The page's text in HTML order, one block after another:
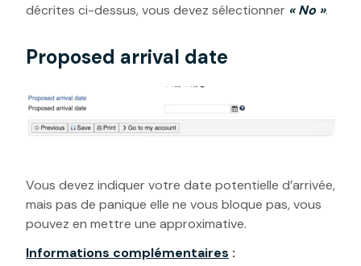
décrites ci-dessus, vous devez sélectionner « No ».
Proposed arrival date
Vous devez indiquer votre date potentielle d’arrivée,
mais pas de panique elle ne vous bloque pas, vous
pouvez en mettre une approximative.
Informations complémentaires :